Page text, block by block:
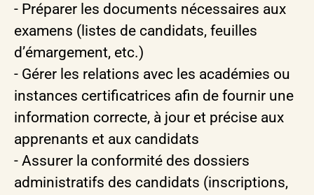
- Préparer les documents nécessaires aux
examens (listes de candidats, feuilles
d’émargement, etc.)
- Gérer les relations avec les académies ou
instances certificatrices afin de fournir une
information correcte, à jour et précise aux
apprenants et aux candidats
- Assurer la conformité des dossiers
administratifs des candidats (inscriptions,